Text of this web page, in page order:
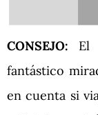
CONSEJO: El
fantástico
en cuenta si